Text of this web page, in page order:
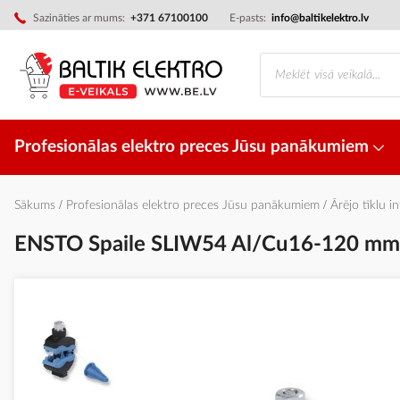
Sazināties ar mums: +371 67100100 E-pasts: info@baltikelektro.lv
Skip
to
Content
Profesionālas elektro preces Jūsu panākumiem
Sākums Profesionālas elektro preces Jūsu panākumiem Ārējo tīklu
ENSTO Spaile SLIW54 Al/Cu16-120
galerijas
beigām